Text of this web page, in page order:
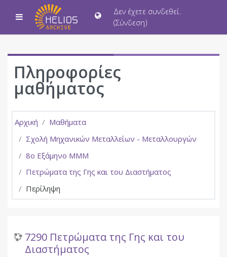
Μετάβαση στο κεντρικό περιεχόμενο
Πλευρικός πίνακας
Δεν έχετε συνδεθεί.
(Σύνδεση)
Πληροφορίες
μαθήματος
Αρχική
Μαθήματα
Σχολή Μηχανικών Μεταλλείων - Μεταλλουργών
8ο Εξάμηνο ΜΜΜ
Πετρώματα της Γης και του Διαστήματος
Περίληψη
7290 Πετρώματα της Γης και του
Διαστήματος